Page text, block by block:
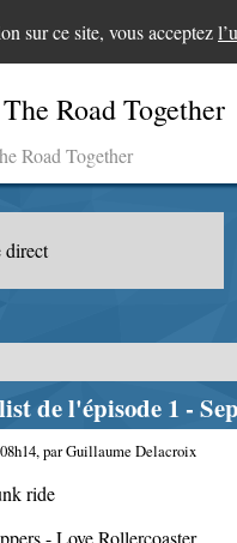
sur ce site, vous acceptez
Road Together
Road Together
direct
de l'épisode 1 -
par Guillaume Delacroix
ride
- Love Rollercoaster